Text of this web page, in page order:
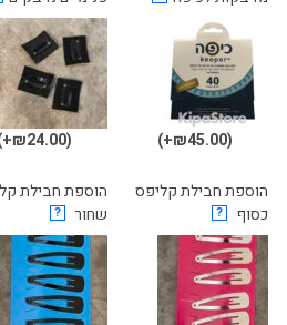
(₪45.00+)
(₪24.00+)
הוספת חבילת קליפס
כסוף
?
הוספת חבילת
שחור
?